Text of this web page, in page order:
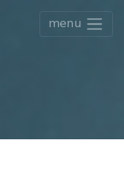
menu